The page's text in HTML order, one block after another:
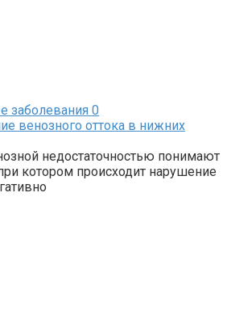
заболевания 0
венозного оттока в нижних
недостаточностью понимают
котором происходит нарушение